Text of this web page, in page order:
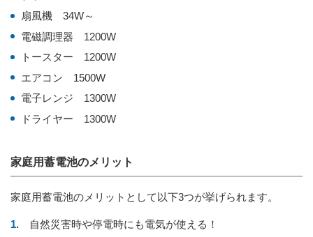
扇風機 34W～
電磁調理器 1200W
トースター 1200W
エアコン 1500W
電子レンジ 1300W
ドライヤー 1300W
家庭用蓄電池のメリット
家庭用蓄電池のメリットとして以下3つが挙げられます。
自然災害時や停電時にも電気が使える！